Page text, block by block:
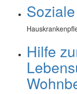
Hilfe